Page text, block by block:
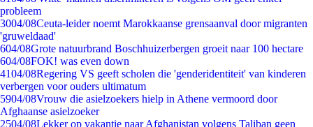
probleem
3004/08Ceuta-leider noemt Marokkaanse grensaanval door migranten
'gruweldaad'
604/08Grote natuurbrand Boschhuizerbergen groeit naar 100 hectare
604/08FOK! was even down
4104/08Regering VS geeft scholen die 'genderidentiteit' van kinderen
verbergen voor ouders ultimatum
5904/08Vrouw die asielzoekers hielp in Athene vermoord door
Afghaanse asielzoeker
2504/08Lekker op vakantie naar Afghanistan volgens Taliban geen